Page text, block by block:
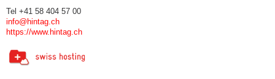
Tel +41 58 404 57 00
info@hintag.ch
https://www.hintag.ch